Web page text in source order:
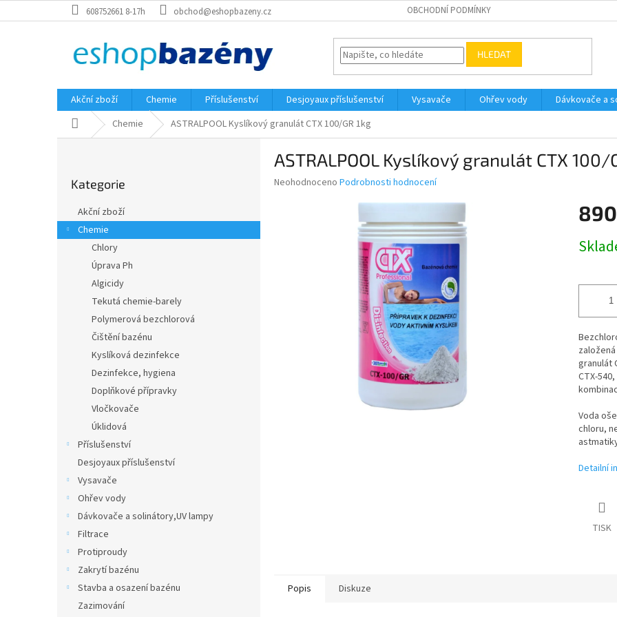
na
608752661 8-17h obchod@eshopbazeny.cz OBCHODNÍ PODMÍNKY
HLEDAT
Akční zboží Chemie Příslušenství Desjoyaux příslušenství Vysavače Ohřev vody
Dávkovače a
Domů Chemie ASTRALPOOL Kyslíkový granulát CTX 100/GR 1kg
a
n
kategorie
Kategorie
Akční zboží
Chemie
Chlory
Úprava Ph
Algicidy
Tekutá chemie-barely
Polymerová bezchlorová
Čištění bazénu
Kyslíková dezinfekce
Dezinfekce, hygiena
Doplňkové přípravky
Vločkovače
Úklidová
Příslušenství
Desjoyaux příslušenství
Vysavače
Ohřev vody
Dávkovače a solinátory,UV lampy
Filtrace
Protiproudy
Zakrytí bazénu
Stavba a osazení bazénu
Zazimování
ASTRALPOOL Kyslíkový granulát CTX 100/
Průměrné
Neohodnoceno Podrobnosti hodnocení
cena:
granulát
CTX-
Voda
chloru,
Detailní
TISK
Popis Diskuze